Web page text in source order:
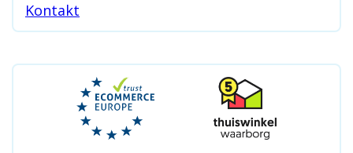
Kontakt